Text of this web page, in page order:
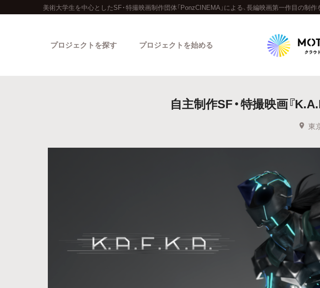
美術大学生を中心としたSF・特撮映画制作団体「PonzCINEMA」による、長編映画第一作目の制
プロジェクトを探す
人気のプロジェクト 新着
最新達成プロジェクト
プロジェクトを始める
自主制作SF・特撮映画『
東